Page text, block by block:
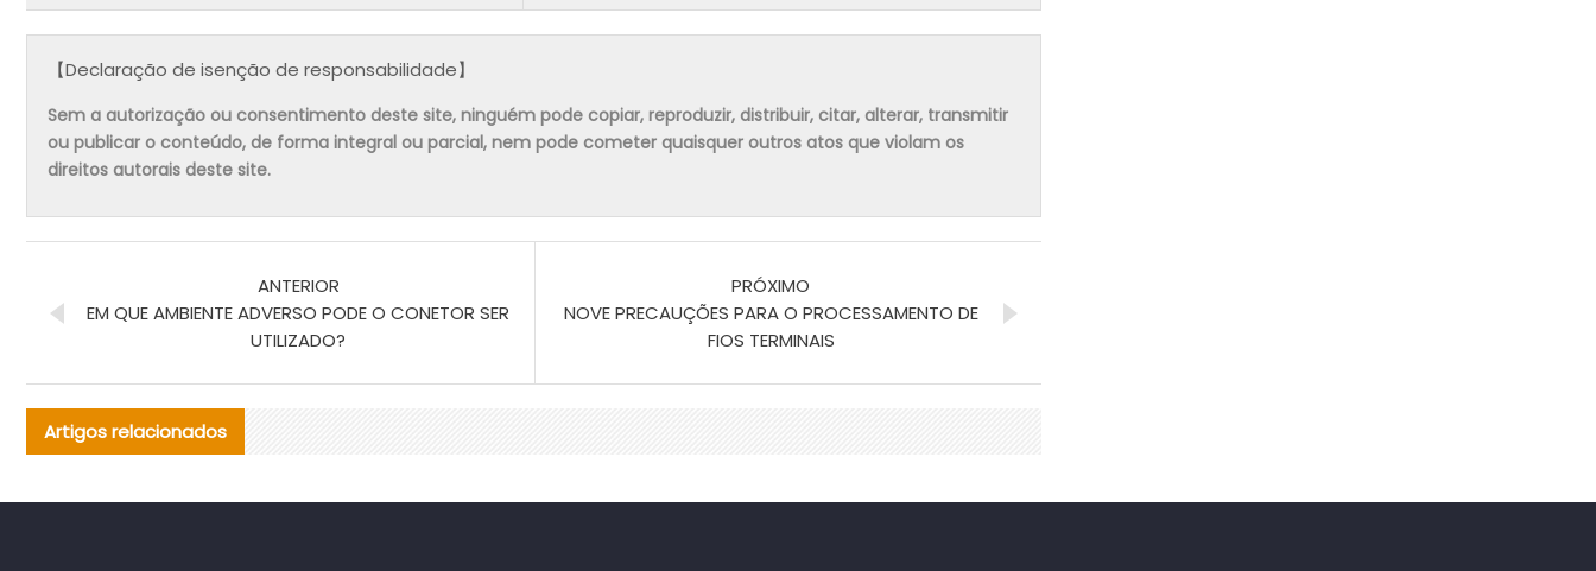
【Declaração de isenção de responsabilidade】
Sem a autorização ou consentimento deste site, ninguém pode copiar, reproduzir, distribuir, citar, alterar, transmitir
ou publicar o conteúdo, de forma integral ou parcial, nem pode cometer quaisquer outros atos que violam os
direitos autorais deste site.
ANTERIOR
EM QUE AMBIENTE ADVERSO PODE O CONETOR SER
UTILIZADO?
PRÓXIMO
NOVE PRECAUÇÕES PARA O PROCESSAMENTO DE
FIOS TERMINAIS
Artigos relacionados